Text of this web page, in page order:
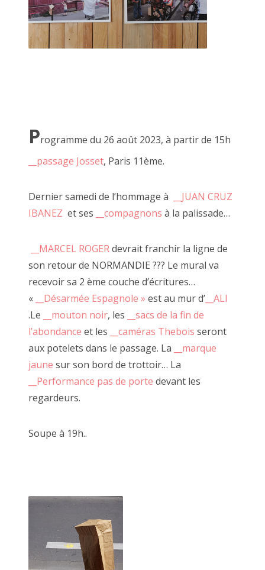
2022 mars
2022 février
2021 octobre
2021 septembre
2021 juillet
2021 mai
2021 mars
2021 avril
2021 février
2021 janvier
2020 décembre
2020 septembre
2020 juillet
2020 juin
2020 mai
Programme du 26 août 2023, à partir de 15h
__passage Josset, Paris 11ème.
Dernier samedi de l’hommage à
__JUAN CRUZ
IBANEZ et ses __compagnons à la palissade…
__MARCEL ROGERdevrait franchir la ligne de
son retour de NORMANDIE ??? Le mural va
recevoir sa 2 ème couche d’écritures…
«
__Désarmée Espagnole » est au mur d’ __ALI
.Le
__mouton noir, les
__sacs de la fin de
l’abondance et les __caméras Thebois seront
aux potelets dans le passage. La
__marque
jaune sur son bord de trottoir… La
__Performance pas de porte devant les
regardeurs.
Soupe à 19h..
11 novembre 2021, passage Josset
A travers son art, JF cite régulièrement Robert Filiou "l'art
est ce qui rend la vie plus intéressante que l'art" (à répeter
surconsommation et espoir.
Passioné par le bois et les boîtes, JF base une grande
partie de son travail sur la récupération.
Des planches et tiroirs s'assemblent, des verrous et
charnières prennent place laissant à JF l'opportunité de
dévoiler certaines boîtes mystérieuses où se cachent
régulièrement d'autres morceaux de bois.
__démonstration du diable et ses boîtes" (ou
__vidéo),__encore des boîtes,__6 ou 7 boîtes,__bouts
Thebois remarquables